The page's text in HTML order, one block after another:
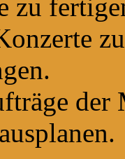
zu
der